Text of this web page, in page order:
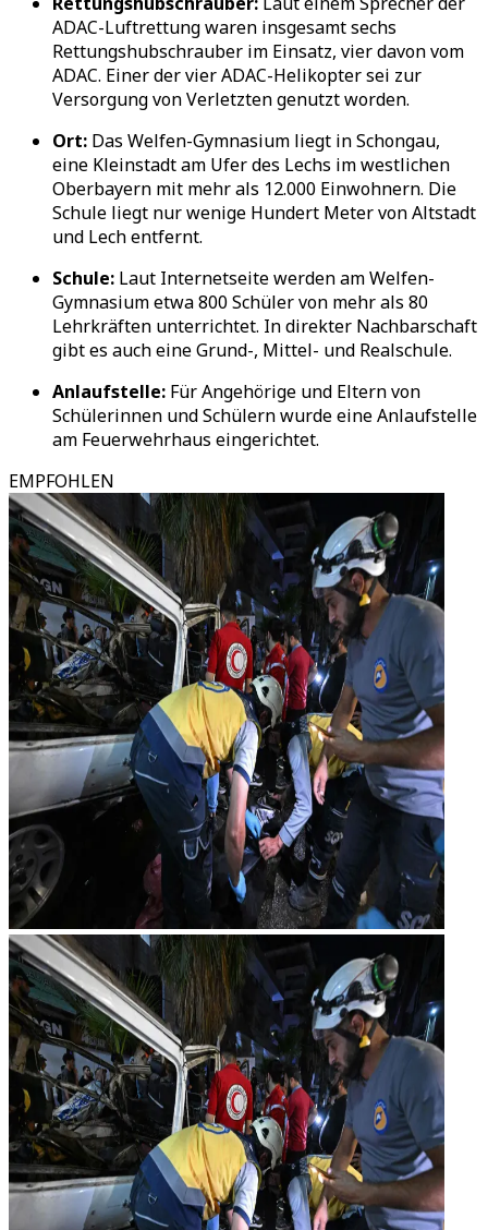
ADAC-Luftrettung waren insgesamt sechs
Rettungshubschrauber im Einsatz, vier davon vom
ADAC. Einer der vier ADAC-Helikopter sei zur
Versorgung von Verletzten genutzt worden.
Ort: Das Welfen-Gymnasium liegt in Schongau,
eine Kleinstadt am Ufer des Lechs im westlichen
Oberbayern mit mehr als 12.000 Einwohnern. Die
Schule liegt nur wenige Hundert Meter von Altstadt
und Lech entfernt.
Schule: Laut Internetseite werden am Welfen-
Gymnasium etwa 800 Schüler von mehr als 80
Lehrkräften unterrichtet. In direkter Nachbarschaft
gibt es auch eine Grund-, Mittel- und Realschule.
Anlaufstelle: Für Angehörige und Eltern von
Schülerinnen und Schülern wurde eine Anlaufstelle
am Feuerwehrhaus eingerichtet.
EMPFOHLEN